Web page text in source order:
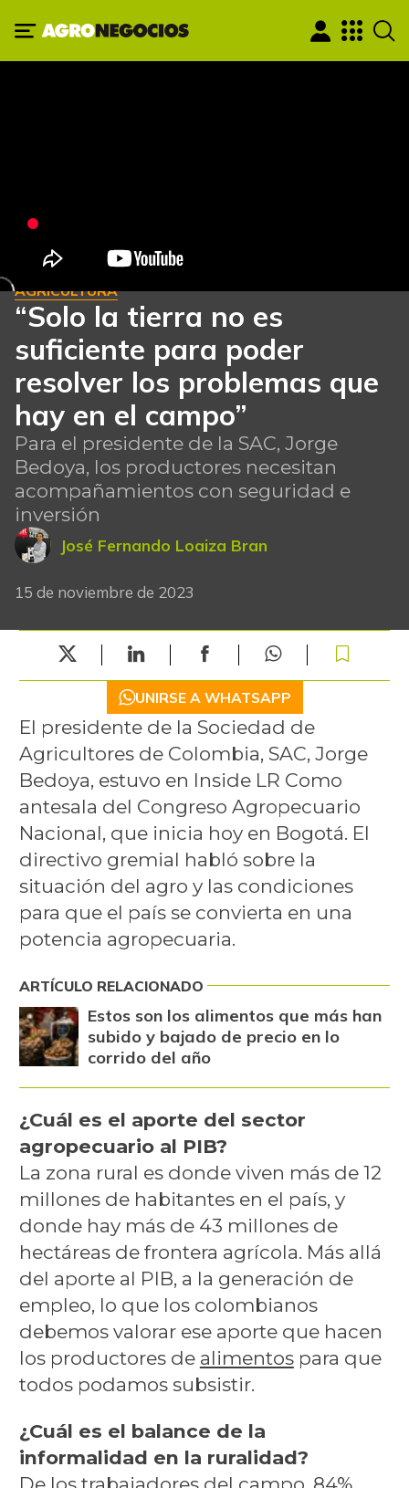
AGRICULTURA
“Solo la tierra no es
suficiente para poder
resolver los problemas que
hay en el campo”
Para el presidente de la SAC, Jorge
Bedoya, los productores necesitan
acompañamientos con seguridad e
inversión
José Fernando Loaiza Bran
15 de noviembre de 2023
UNIRSE A WHATSAPP
El presidente de la Sociedad de
Agricultores de Colombia, SAC, Jorge
Bedoya, estuvo en Inside LR Como
antesala del Congreso Agropecuario
Nacional, que inicia hoy en Bogotá. El
directivo gremial habló sobre la
situación del agro y las condiciones
para que el país se convierta en una
potencia agropecuaria.
ARTÍCULO RELACIONADO
Estos son los alimentos que más han
subido y bajado de precio en lo
corrido del año
¿Cuál es el aporte del sector
agropecuario al PIB?
La zona rural es donde viven más de 12
millones de habitantes en el país, y
donde hay más de 43 millones de
hectáreas de frontera agrícola. Más allá
del aporte al PIB, a la generación de
empleo, lo que los colombianos
debemos valorar ese aporte que hacen
los productores de alimentospara que
todos podamos subsistir.
¿Cuál es el balance de la
informalidad en la ruralidad?